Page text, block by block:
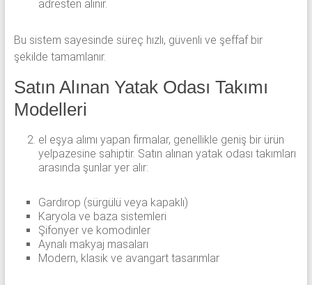
adresten alınır.
Bu sistem sayesinde süreç hızlı, güvenli ve şeffaf bir
şekilde tamamlanır.
Satın Alınan Yatak Odası Takımı
Modelleri
el eşya alımı yapan firmalar, genellikle geniş bir ürün
yelpazesine sahiptir. Satın alınan yatak odası takımları
arasında şunlar yer alır:
Gardırop (sürgülü veya kapaklı)
Karyola ve baza sistemleri
Şifonyer ve komodinler
Aynalı makyaj masaları
Modern, klasik ve avangart tasarımlar